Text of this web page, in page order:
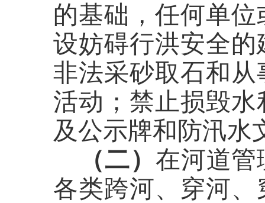
的基础，任何单
设妨碍行洪安全
非法采砂取石和
活动；禁止损毁
及公示牌和防汛水
（二） 在河道管
各类跨河、穿河